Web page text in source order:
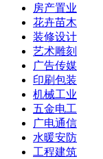
房产置业
花卉苗木
装修设计
艺术雕刻
广告传媒
印刷包装
机械工业
五金电工
广电通信
水暖安防
工程建筑